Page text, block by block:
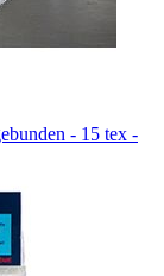
- 15 tex -